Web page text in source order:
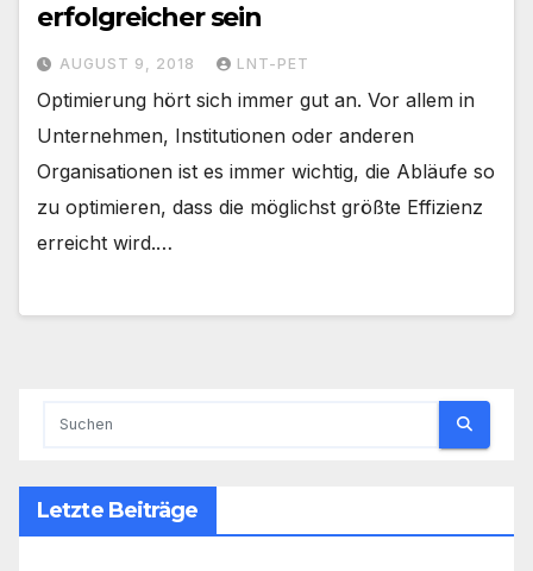
erfolgreicher sein
AUGUST 9, 2018 LNT-PET
Optimierung hört sich immer gut an. Vor allem in
Unternehmen, Institutionen oder anderen
Organisationen ist es immer wichtig, die Abläufe so
zu optimieren, dass die möglichst größte Effizienz
erreicht wird.…
Letzte Beiträge